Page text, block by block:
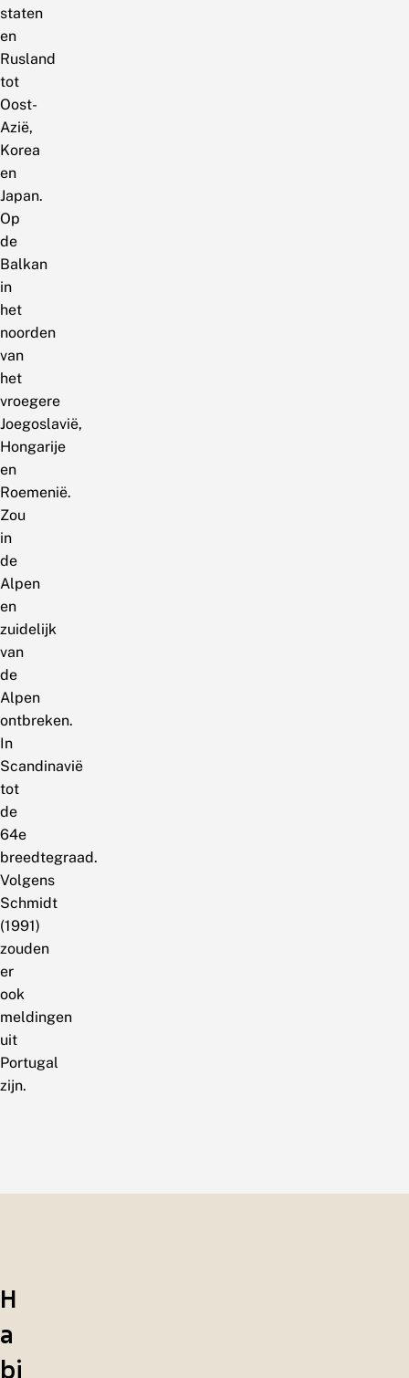
staten
en
Rusland
tot
Oost-
Azië,
Korea
en
Japan.
Op
de
Balkan
in
het
noorden
van
het
vroegere
Joegoslavië,
Hongarije
en
Roemenië.
Zou
in
de
Alpen
en
zuidelijk
van
de
Alpen
ontbreken.
In
Scandinavië
tot
de
64e
breedtegraad.
Volgens
Schmidt
(1991)
zouden
er
ook
meldingen
uit
Portugal
zijn.
H
a
bi